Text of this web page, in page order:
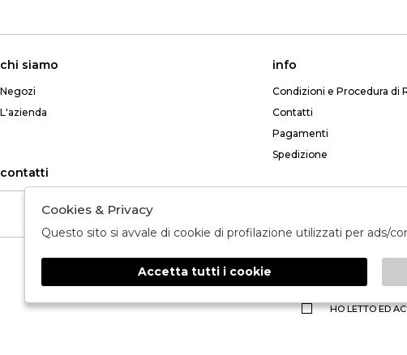
chi siamo
Negozi
L'azienda
info
Condizioni e Procedura di
Contatti
Pagamenti
Spedizione
contatti
Telefono: +39 349 765 8268
HO LETTO ED
🍪
Cookies & Privacy
Questo sito si avvale di cookie di profilazione utilizzati per ads/
Accetta tutti i cookie